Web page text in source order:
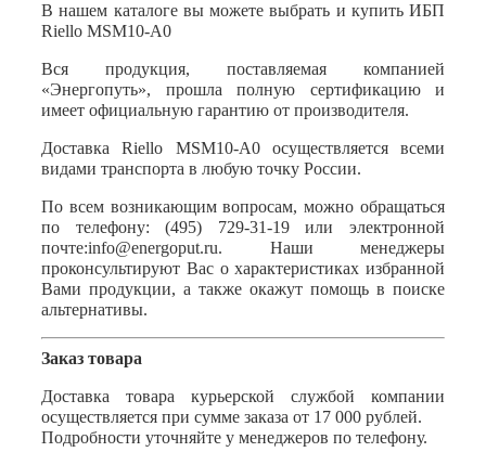
В нашем каталоге вы можете выбрать и купить ИБП
Riello MSM10-A0
Вся продукция, поставляемая компанией
«Энергопуть», прошла полную сертификацию и
имеет официальную гарантию от производителя.
Доставка Riello MSM10-A0 осуществляется всеми
видами транспорта в любую точку России.
По всем возникающим вопросам, можно обращаться
по телефону: (495) 729-31-19 или электронной
почте:info@energoput.ru. Наши менеджеры
проконсультируют Вас о характеристиках избранной
Вами продукции, а также окажут помощь в поиске
альтернативы.
Заказ товара
Доставка товара курьерской службой компании
осуществляется при сумме заказа от 17 000 рублей.
Подробности уточняйте у менеджеров по телефону.